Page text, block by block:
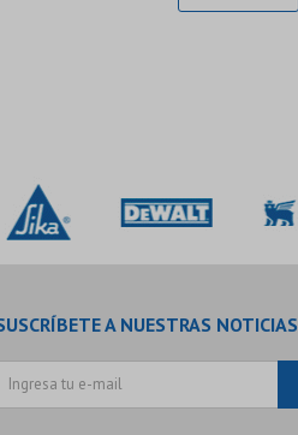
A NUESTRAS NOTICIAS